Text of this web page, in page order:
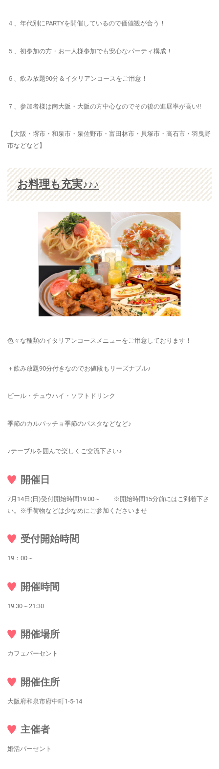
４、年代別にPARTYを開催しているので価値観が合う！
５、 初参加の方・お一人様参加でも安心なパーティ構成！
６、飲み放題90分＆イタリアンコースをご用意！
７、参加者様は南大阪・大阪の方中心なのでその後の進展率が高い!!
【大阪・堺市・和泉市・泉佐野市・富田林市・貝塚市・高石市・羽曳野
市などなど】
お料理も充実♪♪♪
色々な種類のイタリアンコースメニューをご用意しております！
＋飲み放題90分付きなのでお値段もリーズナブル♪
ビール・チュウハイ・ソフトドリンク
季節のカルパッチョ季節のパスタなどなど♪
♪テーブルを囲んで楽しくご交流下さい♪
開催日
7月14日(日)受付開始時間19:00～ ※開始時間15分前にはご到着下さ
い。※手荷物などは少なめにご参加くださいませ
受付開始時間
19：00～
開催時間
19:30～21:30
開催場所
カフェパーセント
開催住所
大阪府和泉市府中町1-5-14
主催者
婚活パーセント